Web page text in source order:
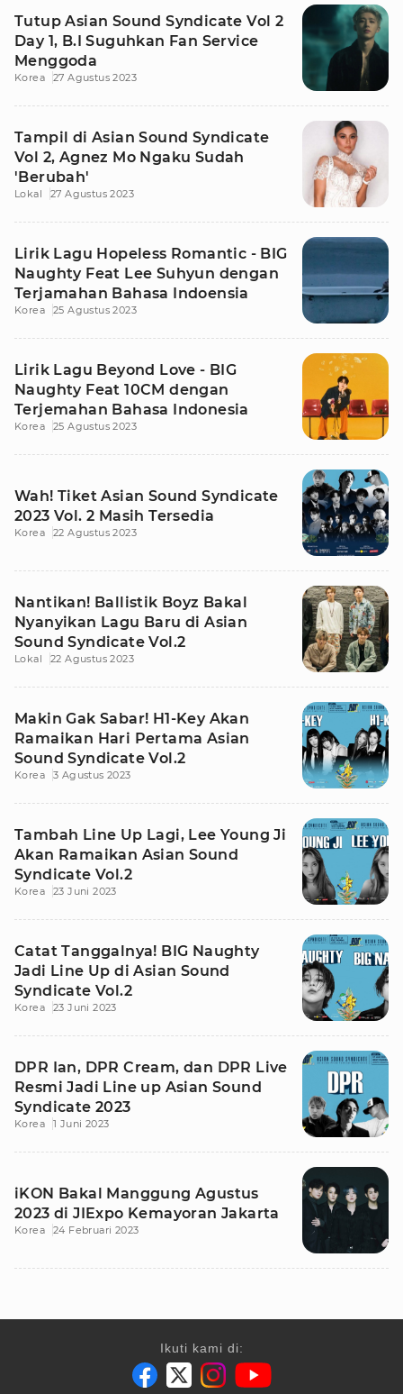
Tutup Asian Sound Syndicate Vol 2
Day 1, B.I Suguhkan Fan Service
Menggoda
Korea 27 Agustus 2023
Tampil di Asian Sound Syndicate
Vol 2, Agnez Mo Ngaku Sudah
'Berubah'
Lokal 27 Agustus 2023
Lirik Lagu Hopeless Romantic - BIG
Naughty Feat Lee Suhyun dengan
Terjamahan Bahasa Indoensia
Korea 25 Agustus 2023
Lirik Lagu Beyond Love - BIG
Naughty Feat 10CM dengan
Terjemahan Bahasa Indonesia
Korea 25 Agustus 2023
Wah! Tiket Asian Sound Syndicate
2023 Vol. 2 Masih Tersedia
Korea 22 Agustus 2023
Nantikan! Ballistik Boyz Bakal
Nyanyikan Lagu Baru di Asian
Sound Syndicate Vol.2
Lokal 22 Agustus 2023
Makin Gak Sabar! H1-Key Akan
Ramaikan Hari Pertama Asian
Sound Syndicate Vol.2
Korea 3 Agustus 2023
Tambah Line Up Lagi, Lee Young Ji
Akan Ramaikan Asian Sound
Syndicate Vol.2
Korea 23 Juni 2023
Catat Tanggalnya! BIG Naughty
Jadi Line Up di Asian Sound
Syndicate Vol.2
Korea 23 Juni 2023
DPR Ian, DPR Cream, dan DPR Live
Resmi Jadi Line up Asian Sound
Syndicate 2023
Korea 1 Juni 2023
iKON Bakal Manggung Agustus
2023 di JIExpo Kemayoran Jakarta
Korea 24 Februari 2023
Ikuti kami di: